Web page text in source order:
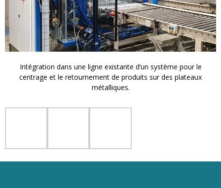
Intégration dans une ligne existante d’un système pour le
centrage et le retournement de produits sur des plateaux
métalliques.